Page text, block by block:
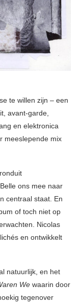
te willen zijn – een
avant-garde,
en elektronica
meeslepende mix
Belle ons mee naar
centraal staat. En
of toch niet op
Nicolas
en ontwikkelt
natuurlijk, en het
We waarin door
tegenover